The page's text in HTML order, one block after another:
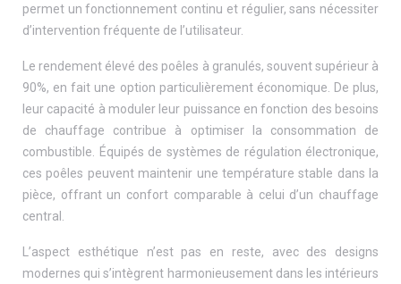
permet un fonctionnement continu et régulier, sans nécessiter
d’intervention fréquente de l’utilisateur.
Le rendement élevé des poêles à granulés, souvent supérieur à
90%, en fait une option particulièrement économique. De plus,
leur capacité à moduler leur puissance en fonction des besoins
de chauffage contribue à optimiser la consommation de
combustible. Équipés de systèmes de régulation électronique,
ces poêles peuvent maintenir une température stable dans la
pièce, offrant un confort comparable à celui d’un chauffage
central.
L’aspect esthétique n’est pas en reste, avec des designs
modernes qui s’intègrent harmonieusement dans les intérieurs